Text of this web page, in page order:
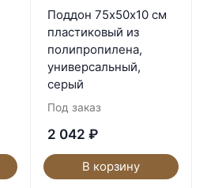
Поддон 75х50х10 см
пластиковый из
полипропилена,
универсальный,
серый
Под заказ
2 042 ₽
В корзину